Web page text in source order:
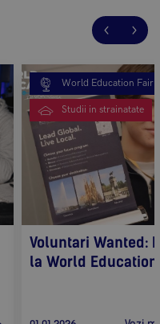
World Education Fair
Studii in strainatate
Voluntari Wanted:
la World Education